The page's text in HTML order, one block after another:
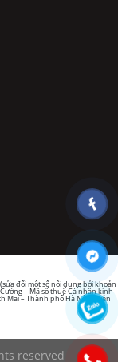
đổi một số nội dung bởi khoản
| Mã số thuế Cá nhân kinh
Mai – Thành phố Hà Nội | Điện
reserved